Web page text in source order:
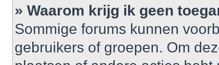
» Waarom krijg ik geen
Sommige forums kunnen
gebruikers of groepen. Om